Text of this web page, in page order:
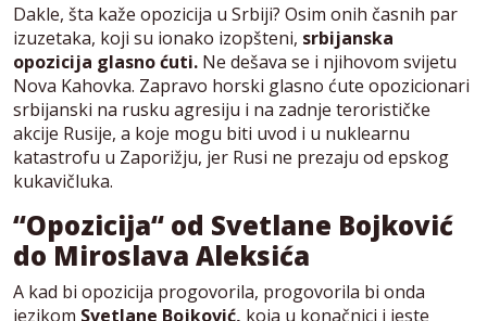
Dakle, šta kaže opozicija u Srbiji? Osim onih časnih par
izuzetaka, koji su ionako izopšteni, srbijanska
opozicija glasno ćuti. Ne dešava se i njihovom svijetu
Nova Kahovka. Zapravo horski glasno ćute opozicionari
srbijanski na rusku agresiju i na zadnje terorističke
akcije Rusije, a koje mogu biti uvod i u nuklearnu
katastrofu u Zaporižju, jer Rusi ne prezaju od epskog
kukavičluka.
“Opozicija“ od Svetlane Bojković
do Miroslava Aleksića
A kad bi opozicija progovorila, progovorila bi onda
jezikom Svetlane Bojković, koja u konačnici i jeste